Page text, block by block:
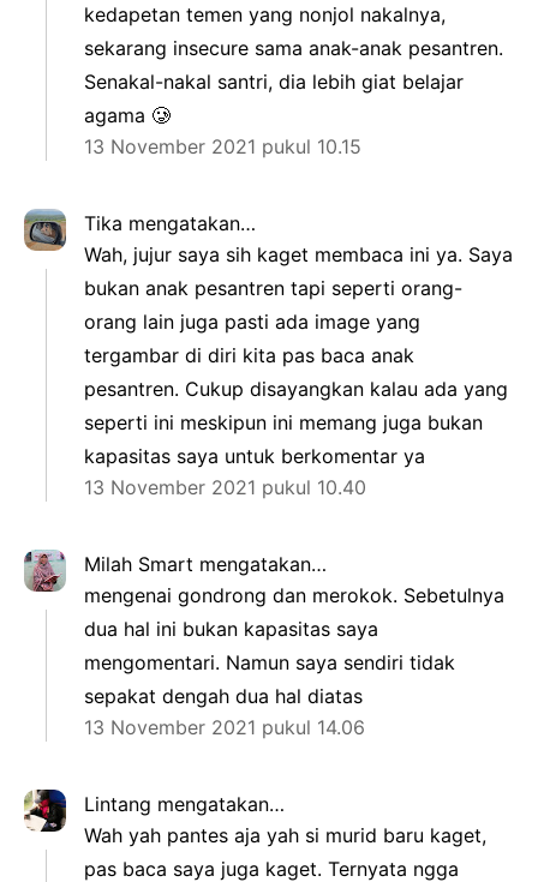
kedapetan temen yang nonjol nakalnya,
sekarang insecure sama anak-anak pesantren.
Senakal-nakal santri, dia lebih giat belajar
agama 🥲
13 November 2021 pukul 10.15
Tika mengatakan…
Wah, jujur saya sih kaget membaca ini ya. Saya
bukan anak pesantren tapi seperti orang-
orang lain juga pasti ada image yang
tergambar di diri kita pas baca anak
pesantren. Cukup disayangkan kalau ada yang
seperti ini meskipun ini memang juga bukan
kapasitas saya untuk berkomentar ya
13 November 2021 pukul 10.40
Milah Smart mengatakan…
mengenai gondrong dan merokok. Sebetulnya
dua hal ini bukan kapasitas saya
mengomentari. Namun saya sendiri tidak
sepakat dengah dua hal diatas
13 November 2021 pukul 14.06
Lintang mengatakan…
Wah yah pantes aja yah si murid baru kaget,
pas baca saya juga kaget. Ternyata ngga